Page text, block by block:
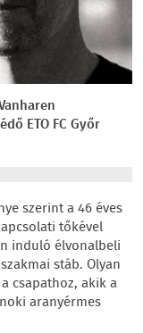
ETO FC Győr
szerint a 46 éves
tőkével
induló élvonalbeli
stáb. Olyan
csapathoz, akik a
aranyérmes